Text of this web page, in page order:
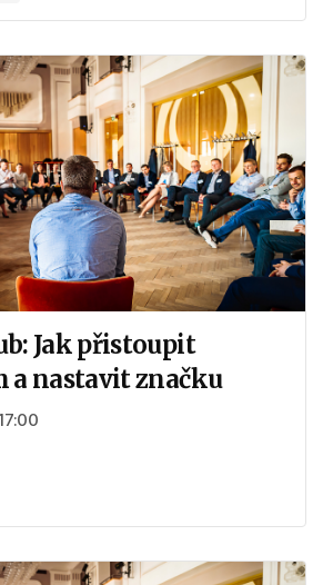
Jak přistoupit
a nastavit značku